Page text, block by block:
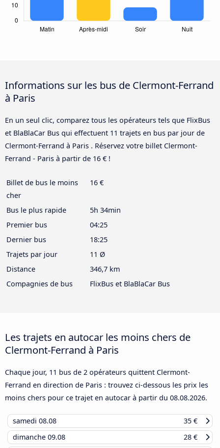
Informations sur les bus de Clermont-Ferrand
à Paris
En un seul clic, comparez tous les opérateurs tels que FlixBus
et BlaBlaCar Bus qui effectuent 11 trajets en bus par jour de
Clermont-Ferrand à Paris . Réservez votre billet Clermont-
Ferrand - Paris à partir de 16 € !
Billet de bus le moins
cher
16 €
Bus le plus rapide
5h 34min
Premier bus
04:25
Dernier bus
18:25
Trajets par jour
11 Ø
Distance
346,7 km
Compagnies de bus
FlixBus et BlaBlaCar Bus
Les trajets en autocar les moins chers de
Clermont-Ferrand à Paris
Chaque jour, 11 bus de 2 opérateurs quittent Clermont-
Ferrand en direction de Paris : trouvez ci-dessous les prix les
moins chers pour ce trajet en autocar à partir du 08.08.2026.
samedi 08.08
35 €
dimanche 09.08
28 €